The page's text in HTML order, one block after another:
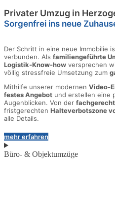
Privater Umzug in
Sorgenfrei ins neue
Der Schritt in eine neue Immobilie
verbunden. Als familiengeführte
Logistik-Know-how versprechen
völlig stressfreie Umsetzung zum
Mithilfe unserer modernen Video-
festes Angebot und erstellen eine
Augenblicken. Von der
fristgerechten Halteverbotszone
alle Details.
mehr erfahren
Büro- & Objektumzüge